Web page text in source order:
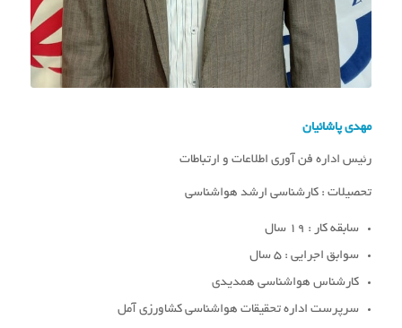
مهدی پاشائیان
رئیس اداره فن آوری اطلاعات و ارتباطات
تحصیلات : کارشناسی ارشد هواشناسی
سابقه کار : 19 سال
سوابق اجرایی : 5 سال
کارشناس هواشناسی همدیدی
سرپرست اداره تحقیقات هواشناسی کشاورزی آمل